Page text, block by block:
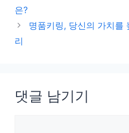
은?
명품키링, 당신의 가치를
리
댓글 남기기